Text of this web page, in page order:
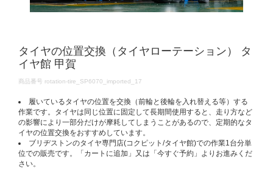
タイヤの位置交換（タイヤローテーション） タ
イヤ館 甲賀
DETAILS
商品番号 rotation-tire_SP6070_imported_17
履いているタイヤの位置を交換（前輪と後輪を入れ替える等）する
作業です。タイヤは同じ位置に固定して長期間使用すると、走り方など
の影響により一部分だけが摩耗してしまうことがあるので、定期的なタ
イヤの位置交換をおすすめしています。
ブリヂストンのタイヤ専門店(コクピット/タイヤ館)での作業1台分単
位での販売です。「カートに追加」又は「今すぐ予約」よりお進みくだ
さい。